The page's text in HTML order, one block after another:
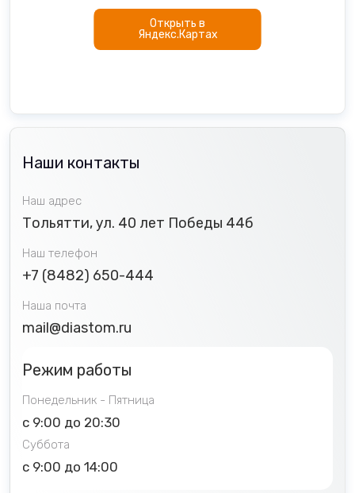
Открыть в
Яндекс.Картах
Наши контакты
Наш адрес
Тольятти, ул. 40 лет Победы 44б
Наш телефон
+7 (8482) 650-444
Наша почта
mail@diastom.ru
Режим работы
Понедельник - Пятница
с 9:00 до 20:30
Суббота
с 9:00 до 14:00